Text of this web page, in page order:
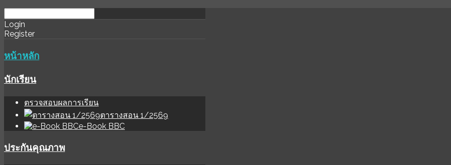
download
software
ihale
sınır
Login
Register
หน้าหลัก
นักเรียน
ตรวจสอบผลการเรียน
ตารางสอน 1/2569
e-Book BBC
ประกันคุณภาพ